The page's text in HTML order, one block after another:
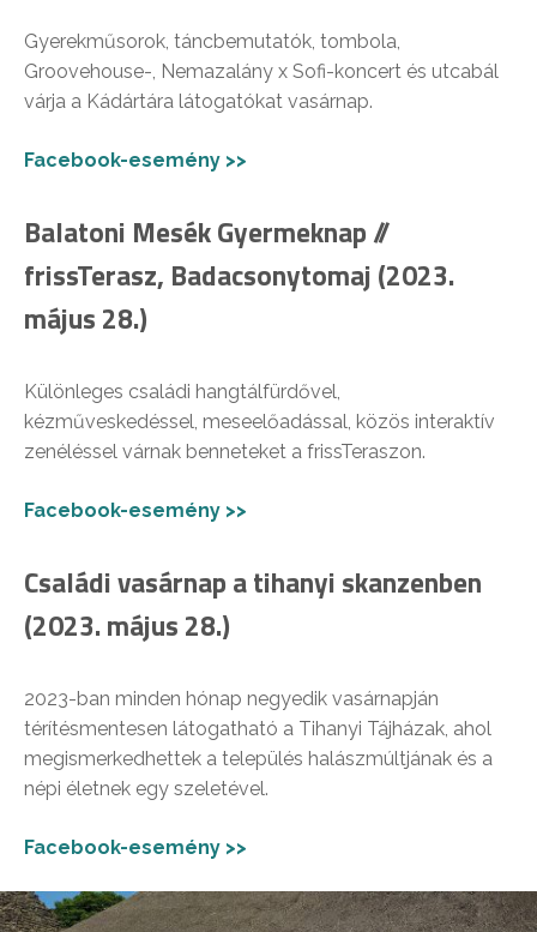
Gyerekműsorok, táncbemutatók, tombola,
Groovehouse-, Nemazalány x Sofi-koncert és utcabál
várja a Kádártára látogatókat vasárnap.
Facebook-esemény >>
Balatoni Mesék Gyermeknap //
frissTerasz, Badacsonytomaj (2023.
május 28.)
Különleges családi hangtálfürdővel,
kézműveskedéssel, meseelőadással, közös interaktív
zenéléssel várnak benneteket a frissTeraszon.
Facebook-esemény >>
Családi vasárnap a tihanyi skanzenben
(2023. május 28.)
2023-ban minden hónap negyedik vasárnapján
térítésmentesen látogatható a Tihanyi Tájházak, ahol
megismerkedhettek a település halászmúltjának és a
népi életnek egy szeletével.
Facebook-esemény >>